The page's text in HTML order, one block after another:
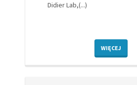
Didier Lab,(...)
WIĘCEJ